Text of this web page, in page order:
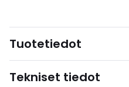
Tuotetiedot
Tekniset tiedot